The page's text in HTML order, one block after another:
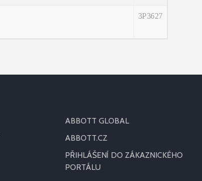
3P3627
ABBOTT GLOBAL
ABBOTT.CZ
PŘIHLÁŠENÍ DO ZÁKAZNICKÉHO
PORTÁLU